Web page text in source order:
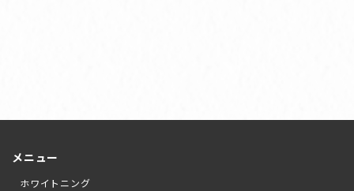
メニュー
ホワイトニング